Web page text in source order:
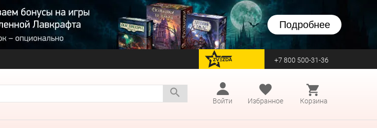
Подробнее
перейти на Zvezda +7 800 500-31-36
Войти
Избранное Корзина